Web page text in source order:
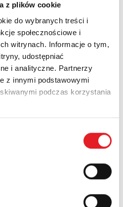
z plików cookie
do wybranych treści i
społecznościowe i
witrynach. Informacje o tym,
udostępniać
i analityczne. Partnerzy
z innymi podstawowymi
podczas korzystania
oferty